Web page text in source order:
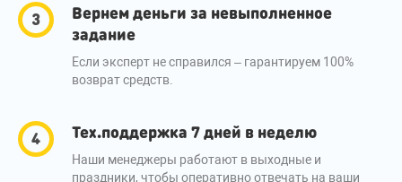
Вернем деньги за невыполненное
задание
Если эксперт не справился – гарантируем 100%
возврат средств.
Тех.поддержка 7 дней в неделю
Наши менеджеры работают в выходные и
праздники, чтобы оперативно отвечать на ваши